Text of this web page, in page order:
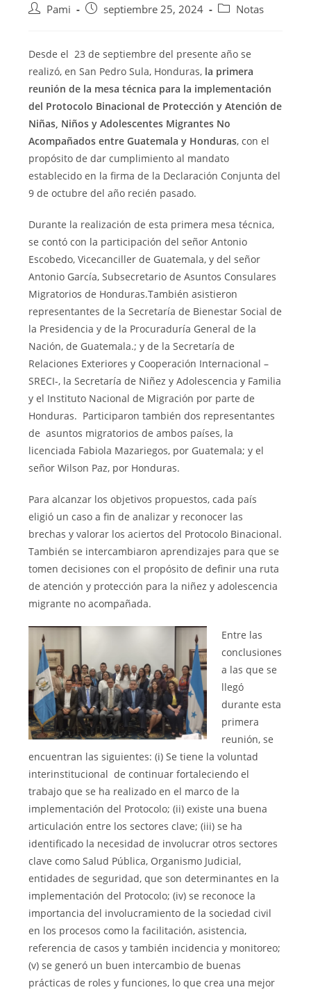
Pami septiembre 25, 2024 Notas
Desde el 23 de septiembre del presente año se
realizó, en San Pedro Sula, Honduras, la primera
reunión de la mesa técnica para la implementación
del Protocolo Binacional de Protección y Atención de
Niñas, Niños y Adolescentes Migrantes No
Acompañados entre Guatemala y Honduras, con el
propósito de dar cumplimiento al mandato
establecido en la firma de la Declaración Conjunta del
9 de octubre del año recién pasado.
Durante la realización de esta primera mesa técnica,
se contó con la participación del señor Antonio
Escobedo, Vicecanciller de Guatemala, y del señor
Antonio García, Subsecretario de Asuntos Consulares
Migratorios de Honduras.También asistieron
representantes de la Secretaría de Bienestar Social de
la Presidencia y de la Procuraduría General de la
Nación, de Guatemala.; y de la Secretaría de
Relaciones Exteriores y Cooperación Internacional –
SRECI-, la Secretaría de Niñez y Adolescencia y Familia
y el Instituto Nacional de Migración por parte de
Honduras. Participaron también dos representantes
de asuntos migratorios de ambos países, la
licenciada Fabiola Mazariegos, por Guatemala; y el
señor Wilson Paz, por Honduras.
Para alcanzar los objetivos propuestos, cada país
eligió un caso a fin de analizar y reconocer las
brechas y valorar los aciertos del Protocolo Binacional.
También se intercambiaron aprendizajes para que se
tomen decisiones con el propósito de definir una ruta
de atención y protección para la niñez y adolescencia
migrante no acompañada.
Entre las
conclusiones
a las que se
llegó
durante esta
primera
reunión, se
encuentran las siguientes: (i) Se tiene la voluntad
interinstitucional de continuar fortaleciendo el
trabajo que se ha realizado en el marco de la
implementación del Protocolo; (ii) existe una buena
articulación entre los sectores clave; (iii) se ha
identificado la necesidad de involucrar otros sectores
clave como Salud Pública, Organismo Judicial,
entidades de seguridad, que son determinantes en la
implementación del Protocolo; (iv) se reconoce la
importancia del involucramiento de la sociedad civil
en los procesos como la facilitación, asistencia,
referencia de casos y también incidencia y monitoreo;
(v) se generó un buen intercambio de buenas
prácticas de roles y funciones, lo que crea una mejor